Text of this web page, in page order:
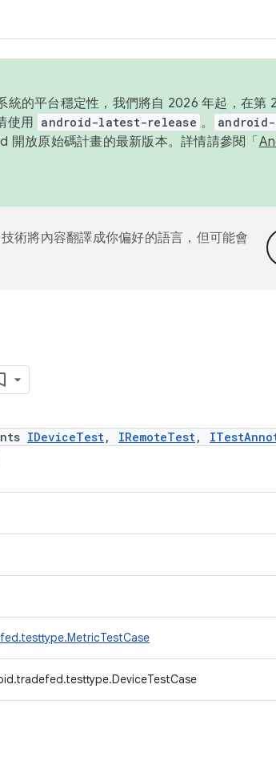
統的平台穩定性，我們將自 2026 年起，在第
使用 android-latest-release 。
放原始碼計畫的最新版本。詳情請參閱「
術將內容翻譯成你偏好的語言，但可能會
IDeviceTest, IRemoteTest,